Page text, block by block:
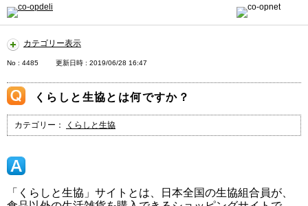
カテゴリー表示
No : 4485 更新日時 : 2019/06/28 16:47
くらしと生協とは何ですか？
カテゴリー： くらしと生協
「くらしと生協」サイトとは、日本全国の生協組合員が、